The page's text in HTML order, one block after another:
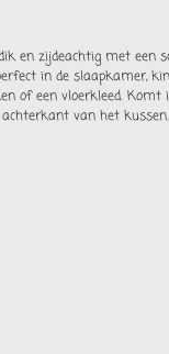
en zijdeachtig met een
in de slaapkamer,
of een vloerkleed. Komt
achterkant van het